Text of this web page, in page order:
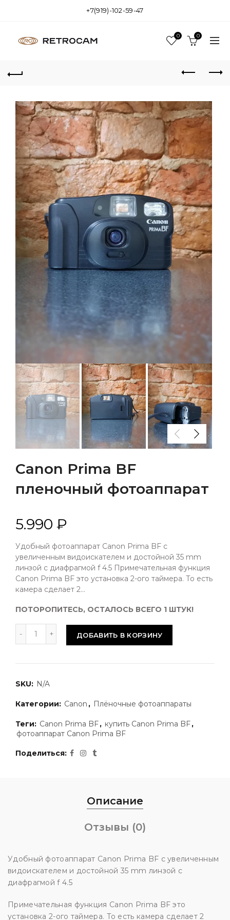
+7(919)-102-59-47
0 0
Canon Prima BF
пленочный фотоаппарат
5.990 ₽
Удобный фотоаппарат Canon Prima BF с
увеличенным видоискателем и достойной 35 mm
линзой с диафрагмой f 4.5 Примечательная функция
Canon Prima BF это установка 2-ого таймера. То есть
камера сделает 2...
ПОТОРОПИТЕСЬ, ОСТАЛОСЬ ВСЕГО 1 ШТУК!
ДОБАВИТЬ В КОРЗИНУ
SKU: N/A
Категории: Canon , Плёночные фотоаппараты
Теги: Canon Prima BF, купить Canon Prima BF,
фотоаппарат Canon Prima BF
Поделиться
Описание
Отзывы (0)
Удобный фотоаппарат Canon Prima BF с увеличенным
видоискателем и достойной 35 mm линзой с
диафрагмой f 4.5
Примечательная функция Canon Prima BF это
установка 2-ого таймера. То есть камера сделает 2